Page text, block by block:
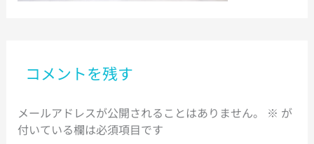
コメントを残す
メールアドレスが公開されることはありません。 ※ が
付いている欄は必須項目です